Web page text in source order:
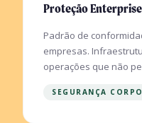
Proteção Enterprise
Padrão de
empresas.
operações que não
SEGURANÇA